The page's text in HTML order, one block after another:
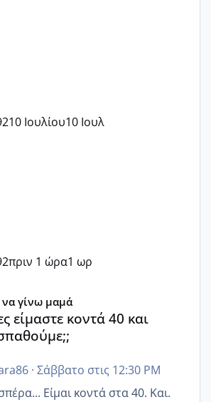
10 Ιουλίου10 Ιουλ
πριν 1 ώρα1 ωρ
40 και προσπαθούμε;;
γίνω μαμά
είμαστε κοντά 40 και
· Σάββατο στις 12:30 PM
Είμαι κοντά στα 40. Και.